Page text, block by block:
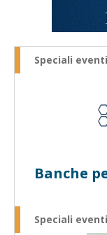
Speciali eventi
Banche
Speciali eventi